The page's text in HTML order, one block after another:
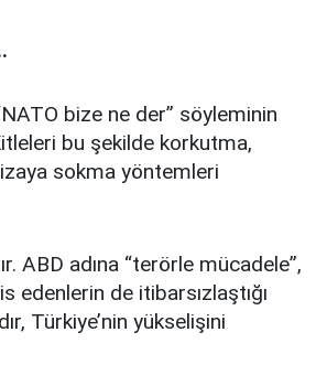
bize ne der” söyleminin
bu şekilde korkutma,
sokma yöntemleri
ABD adına “terörle mücadele”,
edenlerin de itibarsızlaştığı
Türkiye’nin yükselişini